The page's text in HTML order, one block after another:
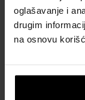
oglašavanje i
drugim
na osnovuuzorak